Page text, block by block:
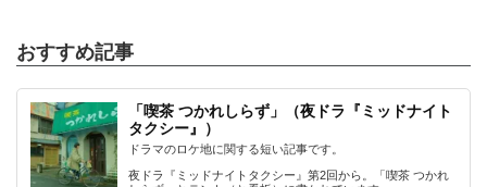
おすすめ記事
「喫茶 つかれしらず」（夜ドラ『ミッドナイト
タクシー』）
ドラマのロケ地に関する短い記事です。
夜ドラ『ミッドナイトタクシー』第2回から。「喫茶 つかれ